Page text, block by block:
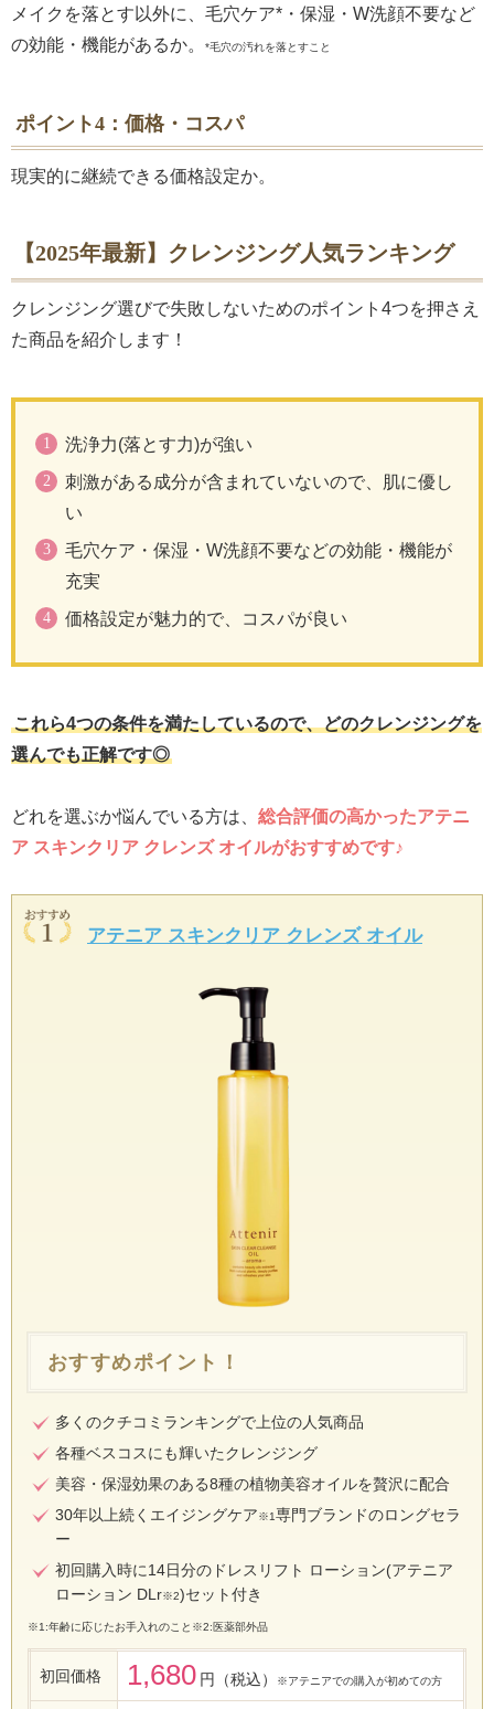
メイクを落とす以外に、毛穴ケア*・保湿・W洗顔不要など
の効能・機能があるか。
*毛穴の汚れを落とすこと
ポイント4：価格・コスパ
現実的に継続できる価格設定か。
【2025年最新】クレンジング人気ランキング
クレンジング選びで失敗しないためのポイント4つを押さえ
た商品を紹介します！
洗浄力(落とす力)が強い
刺激がある成分が含まれていないので、肌に優し
い
毛穴ケア・保湿・W洗顔不要などの効能・機能が
充実
価格設定が魅力的で、コスパが良い
これら4つの条件を満たしているので、どのクレンジングを
選んでも正解です◎
どれを選ぶか悩んでいる方は、 総合評価の高かったアテニ
ア スキンクリア クレンズ オイルがおすすめです♪
アテニア スキンクリア クレンズ オイル
おすすめポイント！
多くのクチコミランキングで上位の人気商品
各種ベスコスにも輝いたクレンジング
美容・保湿効果のある8種の植物美容オイルを贅沢に配合
30年以上続くエイジングケア※1専門ブランドのロングセラ
ー
初回購入時に14日分のドレスリフト ローション(アテニア
ローション DLr※2)セット付き
※1:年齢に応じたお手入れのこと※2:医薬部外品
初回価格 1,680 円（税込） ※アテニアでの購入が初めての方